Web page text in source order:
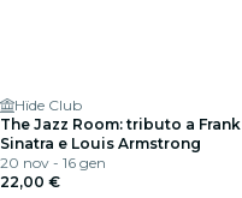
Hïde Club
The Jazz Room: tributo a Frank
Sinatra e Louis Armstrong
20 nov - 16 gen
22,00 €